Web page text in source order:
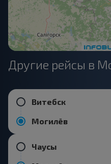
Другие рейсы в
Витебск
Могилёв
Чаусы